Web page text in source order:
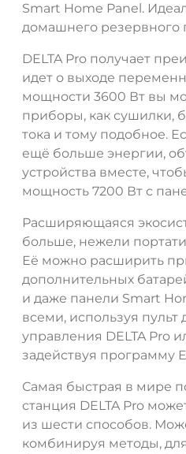
Smart Home Panel.
домашнего резервного
DELTA Pro получает
идет о выходе
мощности 3600 Вт вы
приборы, как сушилки,
тока и тому подобное.
ещё больше энергии,
устройства вместе,
мощность 7200 Вт с
Расширяющаяся
больше, нежели
Её можно расширить
дополнительных
и даже панели Smart
всеми, используя пульт
управления DELTA Pro
задействуя программу
Самая быстрая в мире
станция DELTA Pro
из шести способов.
комбинируя методы,